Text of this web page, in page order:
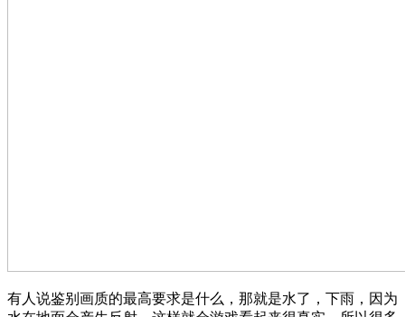
有人说鉴别画质的最高要求是什么，那就是水了，下雨，因为